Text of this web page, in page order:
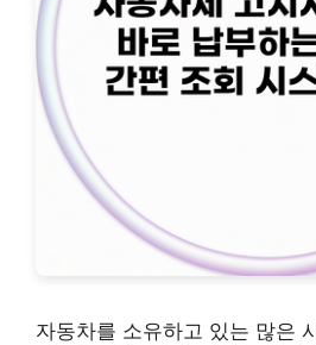
자동차를 소유하고 있는 많은